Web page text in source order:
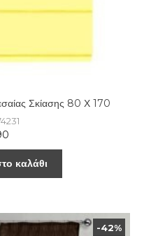
Σκίασης 80 Χ 170
καλάθι
-42%